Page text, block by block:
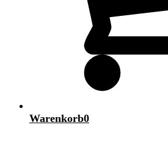
Warenkorb0